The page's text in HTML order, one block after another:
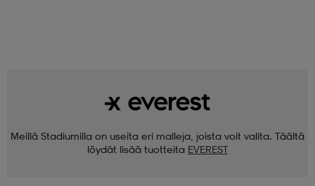
Meillä Stadiumilla on useita eri malleja, joista voit valita. Täältä
löydät lisää tuotteita EVEREST